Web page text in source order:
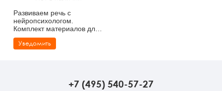
Развиваем речь с
нейропсихологом.
Комплект материалов для
работы с детьми старшего
дошкольного и младшего
Уведомить
+7 (495) 540-57-27